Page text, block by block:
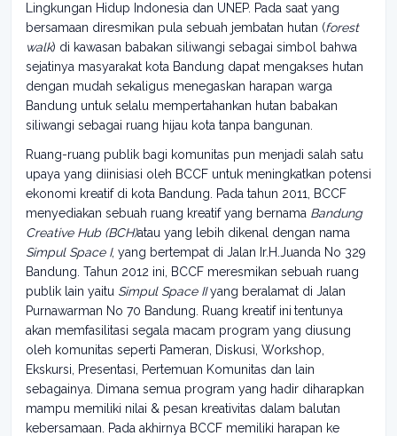
Lingkungan Hidup Indonesia dan UNEP. Pada saat yang
bersamaan diresmikan pula sebuah jembatan hutan (forest
walk) di kawasan babakan siliwangi sebagai simbol bahwa
sejatinya masyarakat kota Bandung dapat mengakses hutan
dengan mudah sekaligus menegaskan harapan warga
Bandung untuk selalu mempertahankan hutan babakan
siliwangi sebagai ruang hijau kota tanpa bangunan.
Ruang-ruang publik bagi komunitas pun menjadi salah satu
upaya yang diinisiasi oleh BCCF untuk meningkatkan potensi
ekonomi kreatif di kota Bandung. Pada tahun 2011, BCCF
menyediakan sebuah ruang kreatif yang bernama Bandung
Creative Hub (BCH)atau yang lebih dikenal dengan nama
Simpul Space I, yang bertempat di Jalan Ir.H.Juanda No 329
Bandung. Tahun 2012 ini, BCCF meresmikan sebuah ruang
publik lain yaitu Simpul Space IIyang beralamat di Jalan
Purnawarman No 70 Bandung. Ruang kreatif ini tentunya
akan memfasilitasi segala macam program yang diusung
oleh komunitas seperti Pameran, Diskusi, Workshop,
Ekskursi, Presentasi, Pertemuan Komunitas dan lain
sebagainya. Dimana semua program yang hadir diharapkan
mampu memiliki nilai & pesan kreativitas dalam balutan
kebersamaan. Pada akhirnya BCCF memiliki harapan ke